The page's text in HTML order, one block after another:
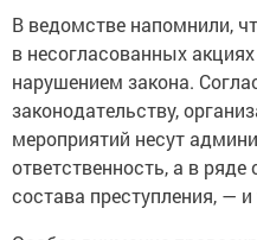
В ведомстве напомнили,
в несогласованных
нарушением закона.
законодательству,
мероприятий несут
ответственность, а в ряде
состава преступления, —